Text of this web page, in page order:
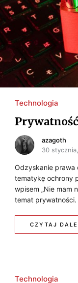
Technologia
azagoth
30
Odzyskanie prawa
tematykę ochrony
wpisem „Nie mam
temat
CZYTAJ
Technologia